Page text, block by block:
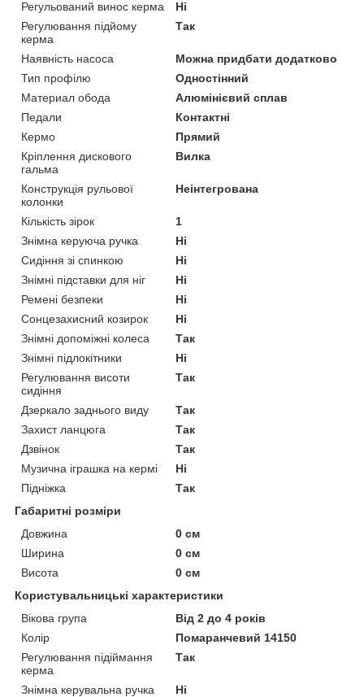
Регульований винос керма
Ні
Регулювання підйому
керма
Так
Наявність насоса
Можна придбати додатково
Тип профілю
Одностінний
Материал обода
Алюмінієвий сплав
Педали
Контактні
Кермо
Прямий
Кріплення дискового
гальма
Вилка
Конструкція рульової
колонки
Неінтегрована
Кількість зірок
1
Знімна керуюча ручка
Ні
Сидіння зі спинкою
Ні
Знімні підставки для ніг
Ні
Ремені безпеки
Ні
Сонцезахисний козирок
Ні
Знімні допоміжні колеса
Так
Знімні підлокітники
Ні
Регулювання висоти
сидіння
Так
Дзеркало заднього виду
Так
Захист ланцюга
Так
Дзвінок
Так
Музична іграшка на кермі
Ні
Підніжка
Так
Габаритні розміри
Довжина
0 см
Ширина
0 см
Висота
0 см
Користувальницькі характеристики
Вікова група
Від 2 до 4 років
Колір
Помаранчевий 14150
Регулювання підіймання
керма
Так
Знімна керувальна ручка
Ні